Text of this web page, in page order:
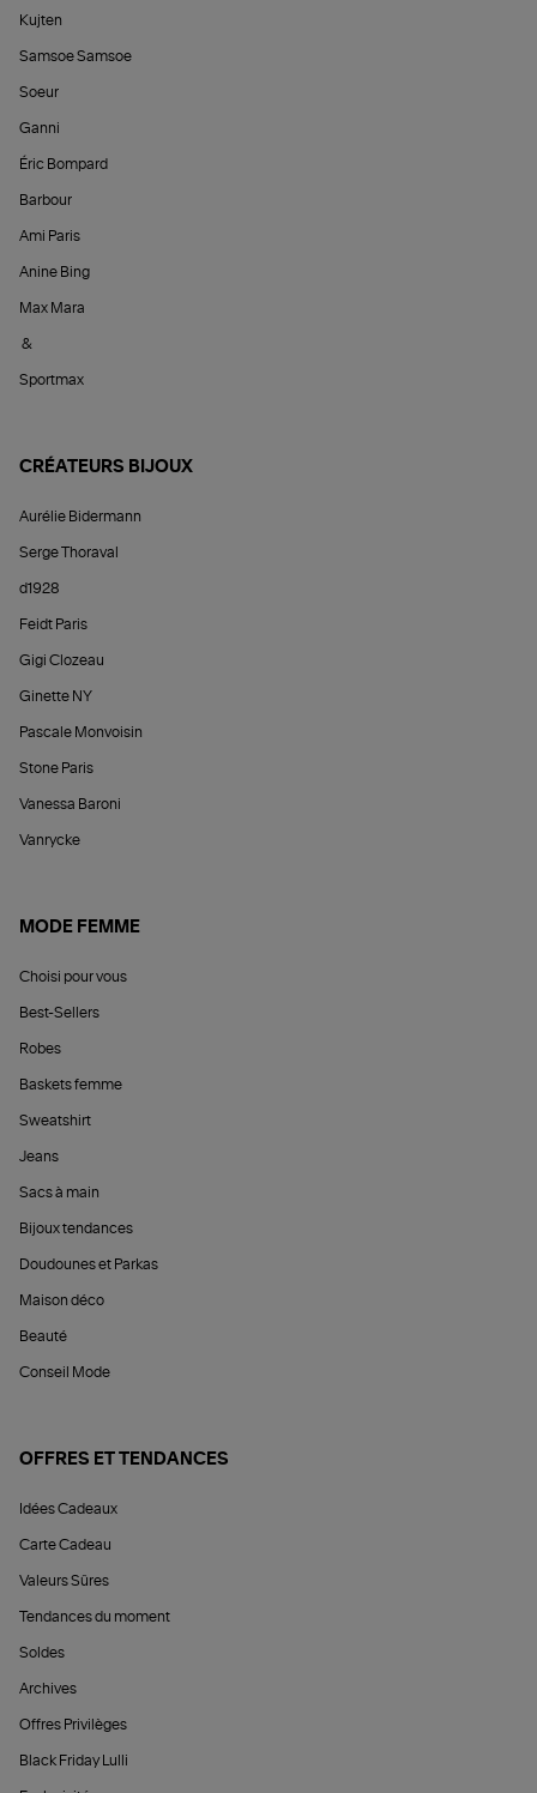
Kujten
Samsoe Samsoe
Soeur
Ganni
Éric Bompard
Barbour
Ami Paris
Anine Bing
Max Mara
&
Sportmax
CRÉATEURS BIJOUX
Aurélie Bidermann
Serge Thoraval
d1928
Feidt Paris
Gigi Clozeau
Ginette NY
Pascale Monvoisin
Stone Paris
Vanessa Baroni
Vanrycke
MODE FEMME
Choisi pour vous
Best-Sellers
Robes
Baskets femme
Sweatshirt
Jeans
Sacs à main
Bijoux tendances
Doudounes et Parkas
Maison déco
Beauté
Conseil Mode
OFFRES ET TENDANCES
Idées Cadeaux
Carte Cadeau
Valeurs Sûres
Tendances du moment
Soldes
Archives
Offres Privilèges
Black Friday Lulli